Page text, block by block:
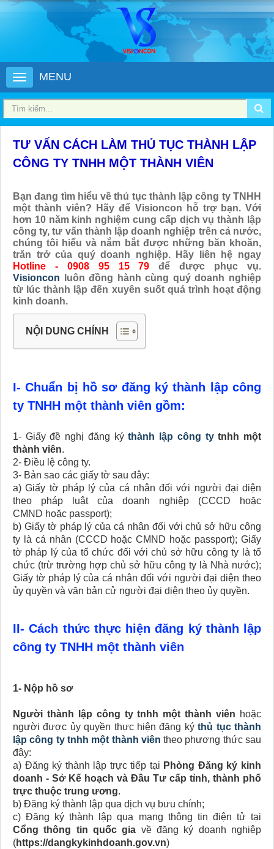
MENU
TƯ VẤN CÁCH LÀM THỦ TỤC THÀNH LẬP
CÔNG TY TNHH MỘT THÀNH VIÊN
Bạn đang tìm hiểu về thủ tục thành lập công ty TNHH
một thành viên? Hãy để Visioncon hỗ trợ bạn. Với
hơn 10 năm kinh nghiệm cung cấp dịch vụ thành lập
công ty, tư vấn thành lập doanh nghiệp trên cả nước,
chúng tôi hiểu và nắm bắt được những băn khoăn,
trăn trở của quý doanh nghiệp. Hãy liên hệ ngay
Hotline - 0908 95 15 79 để được phục vụ.
Visioncon luôn đồng hành cùng quý doanh nghiệp
từ lúc thành lập đến xuyên suốt quá trình hoạt động
kinh doanh.
NỘI DUNG CHÍNH
I- Chuẩn bị hồ sơ đăng ký thành lập công
ty TNHH một thành viên gồm:
1- Giấy đề nghị đăng ký thành lập công tytnhh một
thành viên.
2- Điều lệ công ty.
3- Bản sao các giấy tờ sau đây:
a) Giấy tờ pháp lý của cá nhân đối với người đại diện
theo pháp luật của doanh nghiệp (CCCD hoặc
CMND hoặc passport);
b) Giấy tờ pháp lý của cá nhân đối với chủ sở hữu công
ty là cá nhân (CCCD hoặc CMND hoặc passport); Giấy
tờ pháp lý của tổ chức đối với chủ sở hữu công ty là tổ
chức (trừ trường hợp chủ sở hữu công ty là Nhà nước);
Giấy tờ pháp lý của cá nhân đối với người đại diện theo
ủy quyền và văn bản cử người đại diện theo ủy quyền.
II- Cách thức thực hiện đăng ký thành lập
công ty TNHH một thành viên
1- Nộp hồ sơ
Người thành lập công ty tnhh một thành viên hoặc
người được ủy quyền thực hiện đăng kýthủ tục thành
lập công ty tnhh một thành viên theo phương thức sau
đây:
a) Đăng ký thành lập trực tiếp tại Phòng Đăng ký kinh
doanh - Sở Kế hoạch và Đầu Tư cấp tỉnh, thành phố
trực thuộc trung ương.
b) Đăng ký thành lập qua dịch vụ bưu chính;
c) Đăng ký thành lập qua mạng thông tin điện tử tại
Cổng thông tin quốc gia về đăng ký doanh nghiệp
(https://dangkykinhdoanh.gov.vn)